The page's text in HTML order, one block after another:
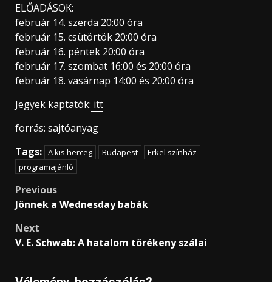
ELŐADÁSOK:
február 14. szerda 20:00 óra
február 15. csütörtök 20:00 óra
február 16. péntek 20:00 óra
február 17. szombat 16:00 és 20:00 óra
február 18. vasárnap 14:00 és 20:00 óra
Jegyek kaptatók: itt
forrás: sajtóanyag
Tags: A kis herceg Budapest
Erkel színház
programajánló
Post
navigation
Previous
Jönnek a Wednesday babák
Next
V. E. Schwab: A hatalom törékeny szálai